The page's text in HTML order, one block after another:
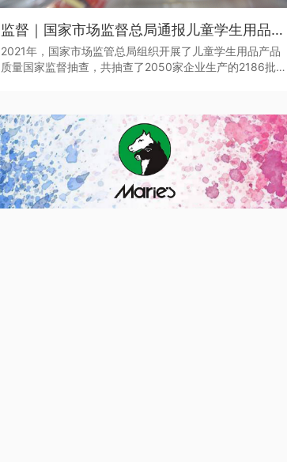
监督｜国家市场监督总局通报儿童学生用品产品2021年抽查情况
2021年，国家市场监管总局组织开展了儿童学生用品产品
质量国家监督抽查，共抽查了2050家企业生产的2186批
等7种产品。其中，学生文具抽查不合格率7.0%，主要涉及
浙江省、广东省等产地的生产企业。